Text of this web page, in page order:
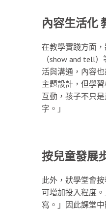
內容生活化
在教學實踐方面
（show and tell
活與溝通，內容
主題設計，但學
互動，孩子不只
字。」
按兒童發展
此外，狀學堂會
可增加投入程度
寫。」因此課堂